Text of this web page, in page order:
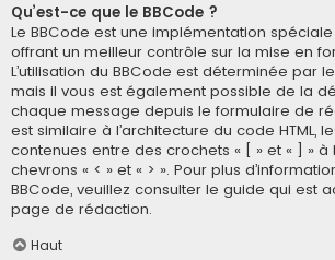
Qu’est-ce que le BBCode ?
Le BBCode est une implémentation spéciale
offrant un meilleur contrôle sur la mise en
L’utilisation du BBCode est déterminée par
mais il vous est également possible de la
chaque message depuis le formulaire de
est similaire à l’architecture du code HTML,
contenues entre des crochets « [ » et « ] »
chevrons « < » et « > ». Pour plus
BBCode, veuillez consulter le guide qui est
page de rédaction.
Haut